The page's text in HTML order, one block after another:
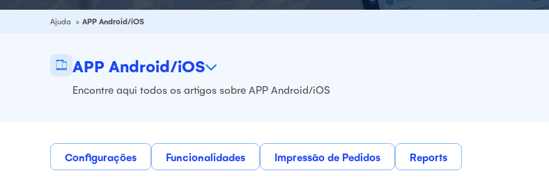
Ajuda APP Android/iOS
APP Android/iOS
Encontre aqui todos os artigos sobre APP Android/iOS
Configurações Funcionalidades Impressão de Pedidos Reports